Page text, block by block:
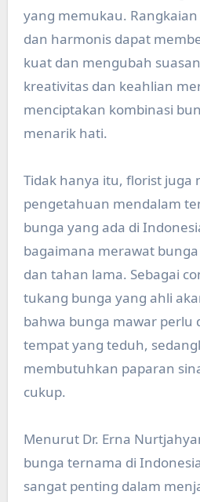
yang memukau.
dan harmonis dapat
kuat dan mengubah
kreativitas dan keahlian
menciptakan kombinasi
menarik hati.
Tidak hanya itu, florist juga
pengetahuan mendalam
bunga yang ada di
bagaimana merawat
dan tahan lama. Sebagai
tukang bunga yang ahli
bahwa bunga mawar perlu
tempat yang teduh,
membutuhkan paparan
cukup.
Menurut Dr. Erna
bunga ternama di
sangat penting dalam